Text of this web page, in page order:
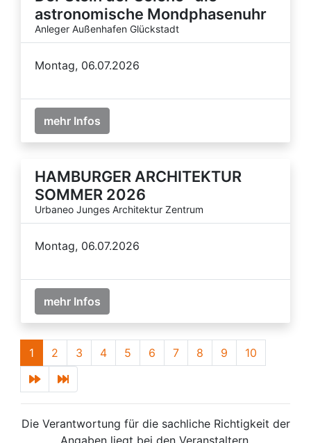
astronomische Mondphasenuhr
Anleger Außenhafen Glückstadt
Montag, 06.07.2026
mehr Infos
HAMBURGER ARCHITEKTUR
SOMMER 2026
Urbaneo Junges Architektur Zentrum
Montag, 06.07.2026
mehr Infos
1 2 3 4 5 6 7 8 9 10
Die Verantwortung für die sachliche Richtigkeit der
Angaben liegt bei den Veranstaltern.